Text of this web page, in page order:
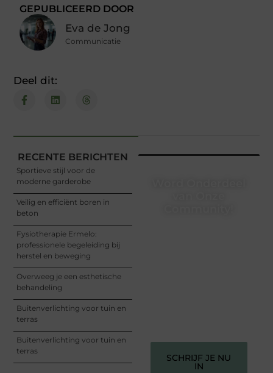
GEPUBLICEERD DOOR
Eva de Jong
Communicatie
Deel dit:
RECENTE BERICHTEN
Sportieve stijl voor de
moderne garderobe
Veilig en efficiënt boren in
beton
Fysiotherapie Ermelo:
professionele begeleiding bij
herstel en beweging
Overweeg je een esthetische
behandeling
Buitenverlichting voor tuin en
terras
Buitenverlichting voor tuin en
terras
SCHRIJF JE NU
IN